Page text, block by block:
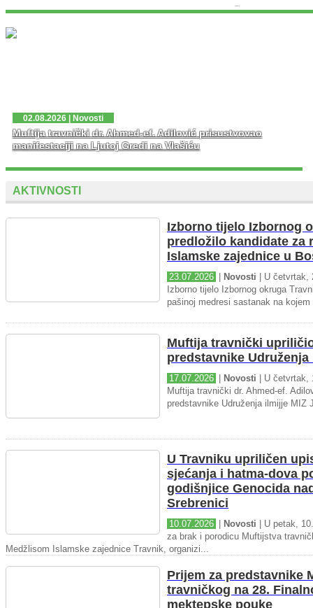
U prisustvu velikog broja vjernika danas je u džematu
Milatkovići kod Čajniča svečano otvorena džamija koja
je porušena 1943. godine tokom Drugog svjetskog rata.
02.08.2026 | Novosti
Muftija travnički dr. Ahmed-ef. Adilović prisustvovao
manifestaciji na Ljutoj Gredi na Vlašiću
AKTIVNOSTI
Izborno tijelo Izbornog
predložilo kandidate za
Islamske zajednice u
23.07.2026 Novosti | U četvrtak,
Izborno tijelo Izbornog okruga
pašinoj medresi sastanak na
Muftija travnički
predstavnike
17.07.2026 Novosti | U četvrtak,
Muftija travnički dr. Ahmed-ef.
predstavnike Udruženja ilmijje MIZ
U Travniku upriličen
sjećanja i hatma-dova
godišnjice Genocida
Srebrenici
10.07.2026 Novosti | U petak,
za brak i porodicu Muftijstva
Medžlisom Islamske zajednice Travnik, organizi...
Prijem za predstavnike
travničkog na 28.
mektepske pouke